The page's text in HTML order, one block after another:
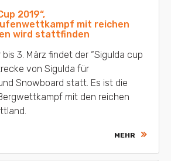
2019“,
mit reichen
wird stattfinden
3. März findet der “Sigulda cup
von Sigulda für
Snowboard statt. Es ist die
mit den reichen
MEHR